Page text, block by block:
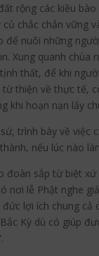
rộng các kiều
chắc chắn
nuôi những
Xung quanh
thất, để khi
thiện về thực tế,
hoạn nạn lấy
trình bày về
nếu lúc nào
sắp từ biệt
lễ Phật nghe
lợi ích chung
Kỳ dù có giúp